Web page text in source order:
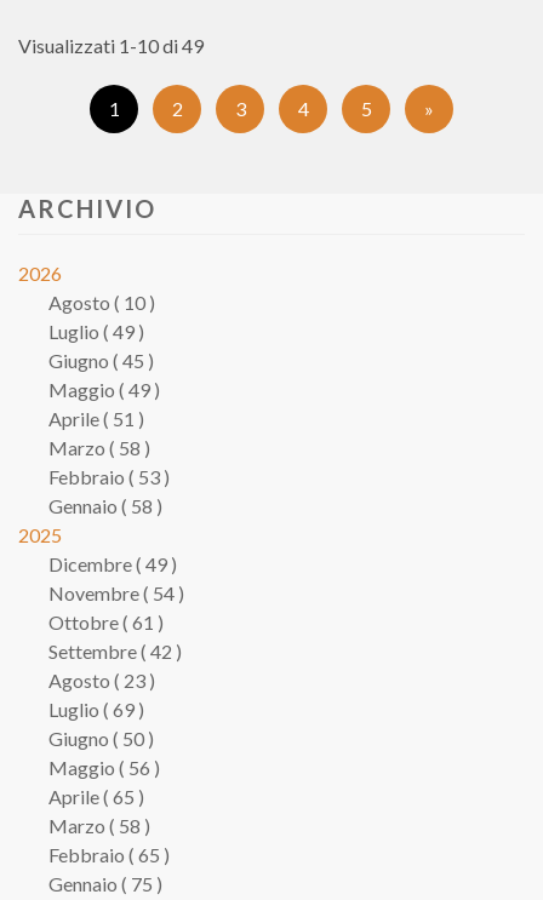
Visualizzati 1-10 di 49
1
(Pagina
corrente)
2 3 4 5 »
ARCHIVIO
2026
Agosto ( 10 )
Luglio ( 49 )
Giugno ( 45 )
Maggio ( 49 )
Aprile ( 51 )
Marzo ( 58 )
Febbraio ( 53 )
Gennaio ( 58 )
2025
Dicembre ( 49 )
Novembre ( 54 )
Ottobre ( 61 )
Settembre ( 42 )
Agosto ( 23 )
Luglio ( 69 )
Giugno ( 50 )
Maggio ( 56 )
Aprile ( 65 )
Marzo ( 58 )
Febbraio ( 65 )
Gennaio ( 75 )